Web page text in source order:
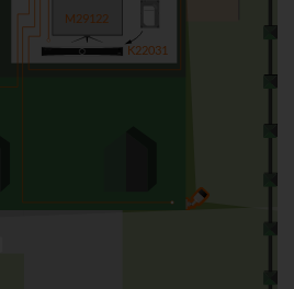
K22031
M29122